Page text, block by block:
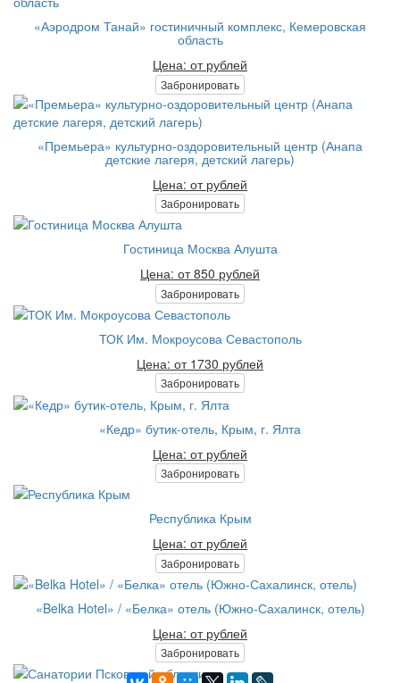
«Аэродром Танай» гостиничный комплекс, Кемеровская
область
Цена: от рублей
Забронировать
«Премьера» культурно-оздоровительный центр (Анапа
детские лагеря, детский лагерь)
Цена: от рублей
Забронировать
Гостиница Москва Алушта
Цена: от 850 рублей
Забронировать
ТОК Им. Мокроусова Севастополь
Цена: от 1730 рублей
Забронировать
«Кедр» бутик-отель, Крым, г. Ялта
Цена: от рублей
Забронировать
Республика Крым
Цена: от рублей
Забронировать
«Belka Hotel» / «Белка» отель (Южно-Сахалинск, отель)
Цена: от рублей
Забронировать